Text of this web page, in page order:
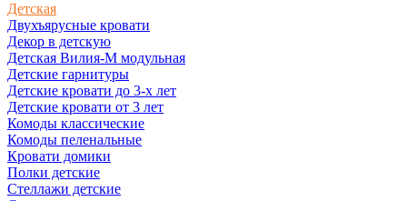
Детская
Двухъярусные кровати
Декор в детскую
Детская Вилия-М модульная
Детские гарнитуры
Детские кровати до 3-х лет
Детские кровати от 3 лет
Комоды классические
Комоды пеленальные
Кровати домики
Полки детские
Стеллажи детские